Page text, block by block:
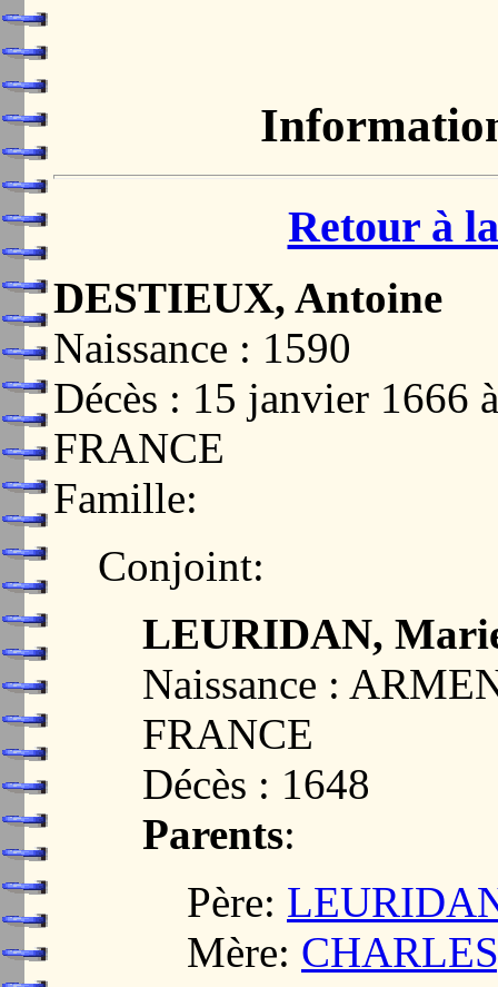
Retour à
DESTIEUX, Antoine
Naissance : 1590
Décès : 15 janvier 1666
FRANCE
Famille:
Conjoint:
LEURIDAN,
Naissance :
FRANCE
Décès : 1648
Parents:
Père:
Mère: